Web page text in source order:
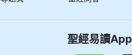
聖經易讀App